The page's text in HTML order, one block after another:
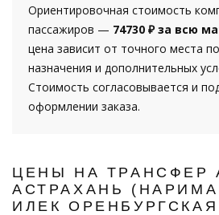
Ориентировочная стоимость
пассажиров — 74730 ₽ за всю
цена зависит от точного места
назначения и дополнительных
Стоимость согласовывается и
оформлении заказа.
ЦЕНЫ НА ТРАНСФЕР
АСТРАХАНЬ
ИЛЕК